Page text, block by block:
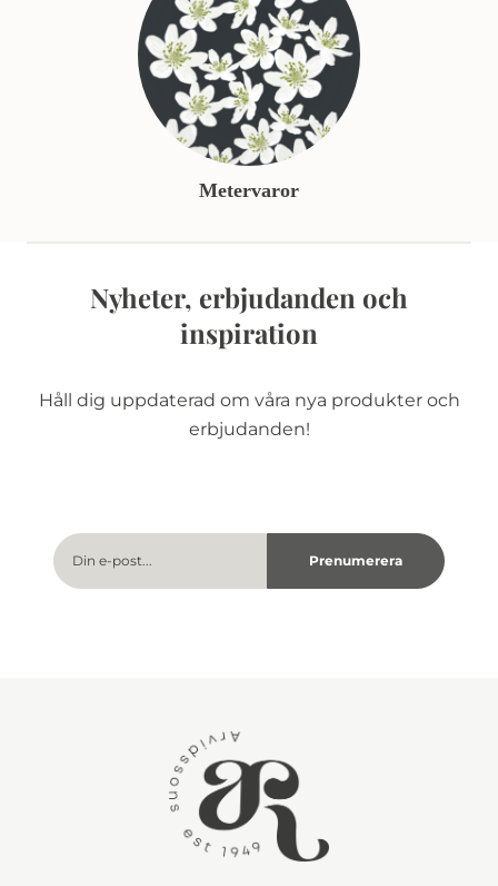
Metervaror
Nyheter, erbjudanden och
inspiration
Håll dig uppdaterad om våra nya produkter och
erbjudanden!